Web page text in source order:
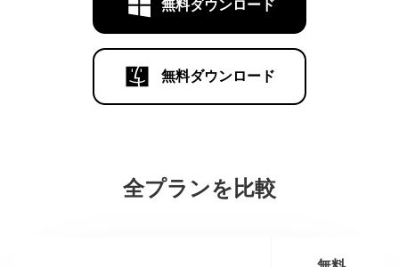
無料ダウンロード
無料ダウンロード
全プランを比較